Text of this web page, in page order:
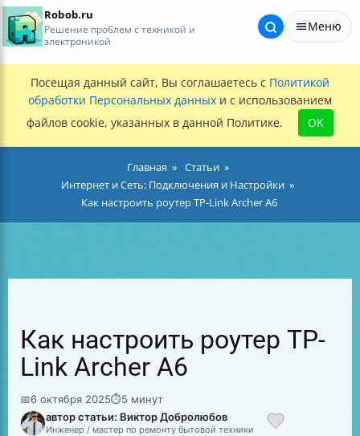
Robob.ru
Решение проблем с техникой и
электроникой
Меню
Посещая данный сайт, Вы соглашаетесь с Политикой
обработки Персональных данных и с использованием
файлов cookie, указанных в данной Политике.
OK
Главная
Статьи
Интернет и Сеть: Подключения и Настройки
Как настроить роутер TP-Link Archer A6
Как настроить роутер TP-
Link Archer A6
📅6 октября 2025⏱5 минут
автор статьи: Виктор Добролюбов
Инженер / мастер по ремонту бытовой техники